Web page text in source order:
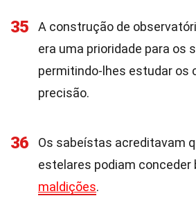
35
A construção de
era uma prioridade para os
permitindo-lhes estudar os
precisão.
36
Os sabeístas acreditavam
estelares podiam conceder
maldições.